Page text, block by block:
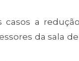
a
da sala